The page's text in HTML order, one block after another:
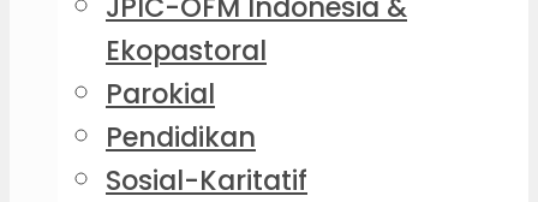
Ekopastoral
Parokial
Pendidikan
Sosial-Karitatif